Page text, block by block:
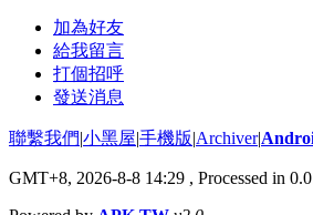
加為好友
給我留言
打個招呼
發送消息
聯繫我們|小黑屋|手機版|Archiver|
GMT+8, 2026-8-8 14:29 , Processed in